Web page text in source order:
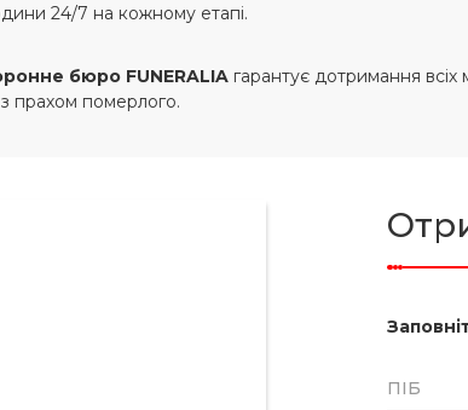
24/7 на кожному етапі.
бюро FUNERALIAгарантує дотримання всіх
прахом померлого.